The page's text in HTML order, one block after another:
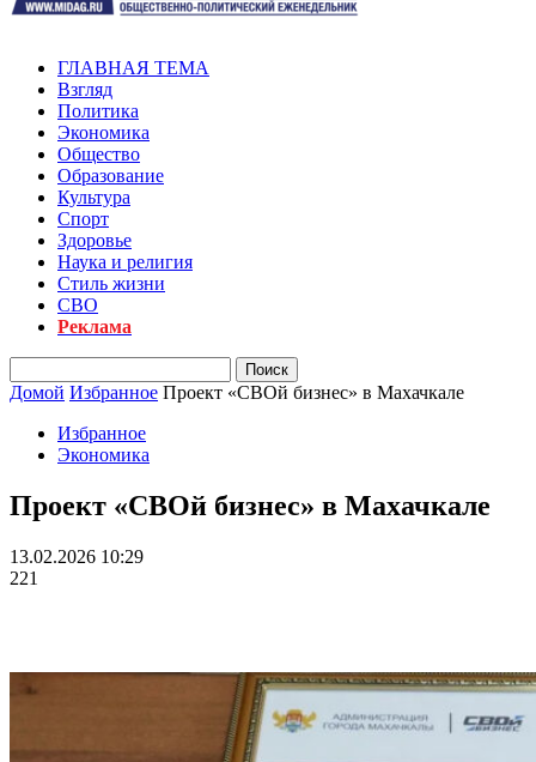
ГЛАВНАЯ ТЕМА
Взгляд
Политика
Экономика
Общество
Образование
Культура
Спорт
Здоровье
Наука и религия
Стиль жизни
СВО
Реклама
Домой Избранное Проект «СВОй бизнес» в Махачкале
Избранное
Экономика
Проект «СВОй бизнес» в Махачкале
13.02.2026 10:29
221